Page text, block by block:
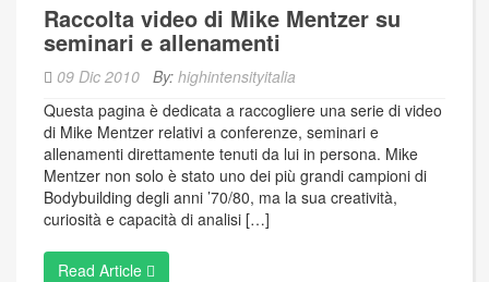
Raccolta video di Mike Mentzer su
seminari e allenamenti
09 Dic 2010 By: highintensityitalia
Questa pagina è dedicata a raccogliere una serie di video
di Mike Mentzer relativi a conferenze, seminari e
allenamenti direttamente tenuti da lui in persona. Mike
Mentzer non solo è stato uno dei più grandi campioni di
Bodybuilding degli anni ’70/80, ma la sua creatività,
curiosità e capacità di analisi […]
Read Article